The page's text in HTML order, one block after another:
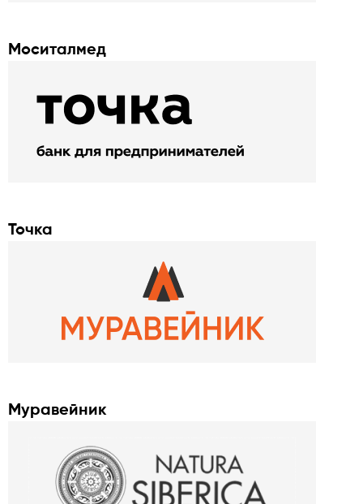
Моситалмед
Точка
Муравейник